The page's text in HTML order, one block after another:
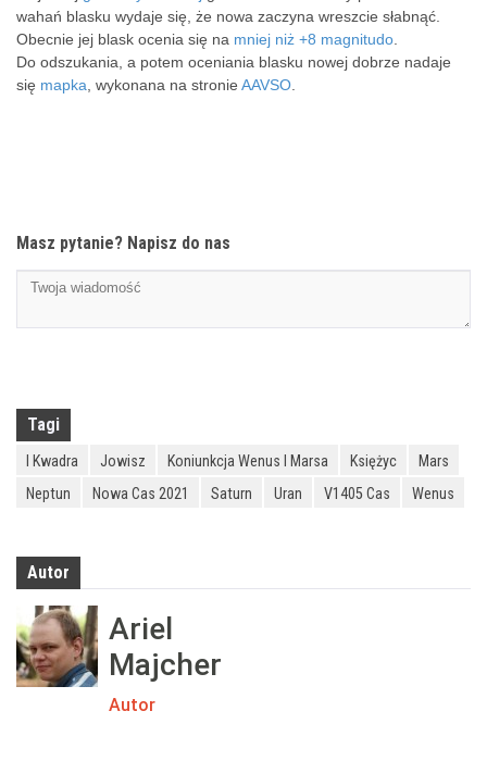
wahań blasku wydaje się, że nowa zaczyna wreszcie słabnąć.
Obecnie jej blask ocenia się na mniej niż +8 magnitudo
Do odszukania, a potem oceniania blasku nowej dobrze nadaje
się mapka , wykonana na stronie AAVSO
Masz pytanie? Napisz do nas
Tagi
I Kwadra Jowisz Koniunkcja Wenus I Marsa Księżyc
Mars
Neptun
Nowa Cas 2021 Saturn Uran V1405 Cas Wenus
Autor
Ariel
Majcher
Autor